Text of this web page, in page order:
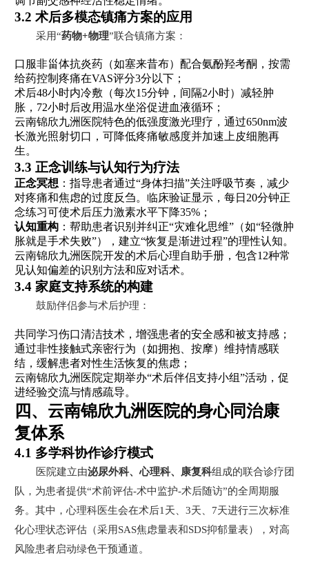
3.2 术后多模态镇痛方案的应用
采用“药物+物理”联合镇痛方案：
口服非甾体抗炎药（如塞来昔布）配合氨酚羟考酮，按需
给药控制疼痛在VAS评分3分以下；
术后48小时内冷敷（每次15分钟，间隔2小时）减轻肿
胀，72小时后改用温水坐浴促进血液循环；
云南锦欣九洲医院特色的低强度激光理疗，通过650nm波
长激光照射切口，可降低疼痛敏感度并加速上皮细胞再
生。
3.3 正念训练与认知行为疗法
正念冥想 ：指导患者通过“身体扫描”关注呼吸节奏，减少
对疼痛和焦虑的过度反刍。临床验证显示，每日20分钟正
念练习可使术后压力激素水平下降35%；
认知重构 ：帮助患者识别并纠正“灾难化思维”（如“轻微肿
胀就是手术失败”），建立“恢复是渐进过程”的理性认知。
云南锦欣九洲医院开发的术后心理自助手册，包含12种常
见认知偏差的识别方法和应对话术。
3.4 家庭支持系统的构建
鼓励伴侣参与术后护理：
共同学习伤口清洁技术，增强患者的安全感和被支持感；
通过非性接触式亲密行为（如拥抱、按摩）维持情感联
结，缓解患者对性生活恢复的焦虑；
云南锦欣九洲医院定期举办“术后伴侣支持小组”活动，促
进经验交流与情感疏导。
四、云南锦欣九洲医院的身心同治康
复体系
4.1 多学科协作诊疗模式
医院建立由泌尿外科、心理科、康复科组成的联合诊疗团
队，为患者提供“术前评估-术中监护-术后随访”的全周期服
务。其中，心理科医生会在术后1天、3天、7天进行三次标准
化心理状态评估（采用SAS焦虑量表和SDS抑郁量表），对高
风险患者启动绿色干预通道。